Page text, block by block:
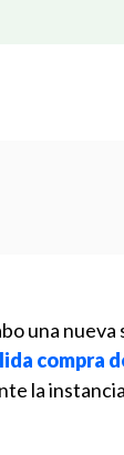
una
compra
la